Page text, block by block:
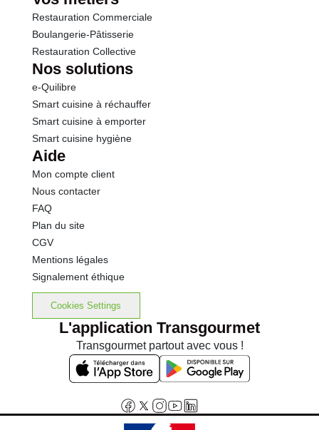
Restauration Commerciale
Boulangerie-Pâtisserie
Restauration Collective
Nos solutions
e-Quilibre
Smart cuisine à réchauffer
Smart cuisine à emporter
Smart cuisine hygiène
Aide
Mon compte client
Nous contacter
FAQ
Plan du site
CGV
Mentions légales
Signalement éthique
Cookies Settings
L'application Transgourmet
Transgourmet partout avec vous !